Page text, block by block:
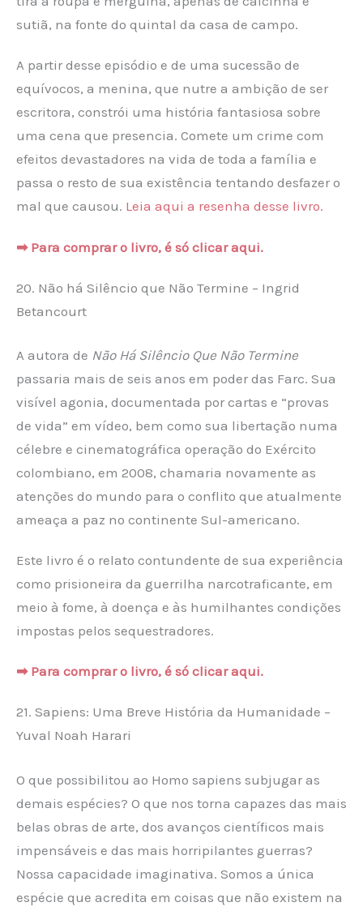
sutiã, na fonte do quintal da casa de campo.
A partir desse episódio e de uma sucessão de
equívocos, a menina, que nutre a ambição de ser
escritora, constrói uma história fantasiosa sobre
uma cena que presencia. Comete um crime com
efeitos devastadores na vida de toda a família e
passa o resto de sua existência tentando desfazer o
mal que causou. Leia aqui a resenha desse livro.
➡ Para comprar o livro, é só clicar aqui.
20. Não há Silêncio que Não Termine – Ingrid
Betancourt
A autora de Não Há Silêncio Que Não Termine
passaria mais de seis anos em poder das Farc. Sua
visível agonia, documentada por cartas e “provas
de vida” em vídeo, bem como sua libertação numa
célebre e cinematográfica operação do Exército
colombiano, em 2008, chamaria novamente as
atenções do mundo para o conflito que atualmente
ameaça a paz no continente Sul-americano.
Este livro é o relato contundente de sua experiência
como prisioneira da guerrilha narcotraficante, em
meio à fome, à doença e às humilhantes condições
impostas pelos sequestradores.
➡ Para comprar o livro, é só clicar aqui.
21. Sapiens: Uma Breve História da Humanidade –
Yuval Noah Harari
O que possibilitou ao Homo sapiens subjugar as
demais espécies? O que nos torna capazes das mais
belas obras de arte, dos avanços científicos mais
impensáveis e das mais horripilantes guerras?
Nossa capacidade imaginativa. Somos a única
espécie que acredita em coisas que não existem na